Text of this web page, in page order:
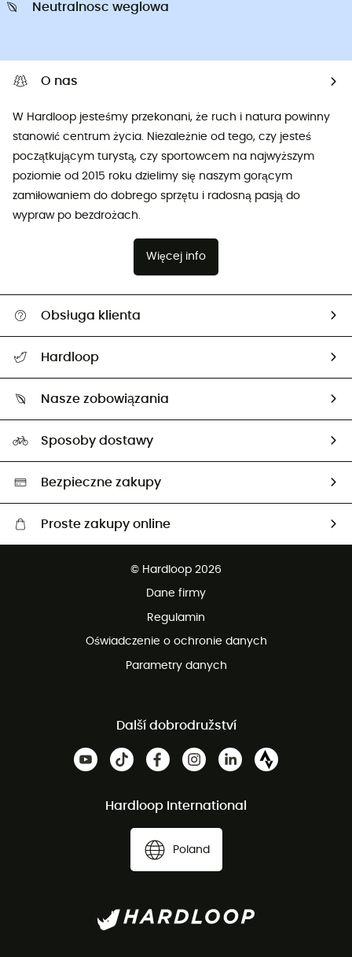
Neutralnosc weglowa
O nas
W Hardloop jesteśmy przekonani, że ruch i natura powinny
stanowić centrum życia. Niezależnie od tego, czy jesteś
początkującym turystą, czy sportowcem na najwyższym
poziomie od 2015 roku dzielimy się naszym gorącym
zamiłowaniem do dobrego sprzętu i radosną pasją do
wypraw po bezdrożach.
Więcej info
Obsługa klienta
Śledzenie przesyłki
Zwrot artykułów i zwrot środków
Hardloop
Ambasadorzy
Nasze zobowiązania
Neutralność węglowa
Wybrane produkty eko
Sposoby dostawy
Bezpieczne zakupy
Proste zakupy online
100 dni na bezpłatny zwrot
© Hardloop 2026
Dane firmy
Regulamin
Oświadczenie o ochronie danych
Parametry danych
Další dobrodružství
Hardloop International
Poland